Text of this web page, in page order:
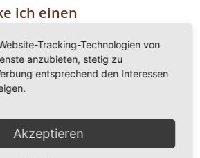
ich einen
Bettwäsche
der Bettwäsche von deren Exkrementen
ist wahrzunehmen
Tracking-Technologien von
anzubieten, stetig zu
entsprechend den Interessen
Akzeptieren